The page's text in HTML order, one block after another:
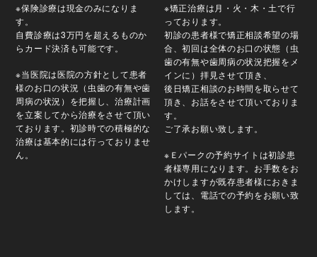
※保険診療は現金のみになりま
す。
自費診療は3万円を超えるものか
らカード決済も可能です。
※当医院は医院の方針として患者
様のお口の状況（虫歯の有無や歯
周病の状況）を把握し、治療計画
を立案してから治療をさせて頂い
ております。初診時での積極的な
治療は基本的には行っておりませ
ん。
※矯正治療は月・火・木・土で行
っております。
初診の患者様で矯正相談希望の場
合、初回は全体のお口の状態（虫
歯の有無や歯周病の状況把握をメ
インに）拝見させて頂き、
後日矯正相談のお時間を取らせて
頂き、お話をさせて頂いておりま
す。
ご了承お願い致します。
※Ｅパークの予約サイトは初診患
者様専用になります。お手数をお
かけしますが既存患者様におきま
しては、電話での予約をお願い致
します。